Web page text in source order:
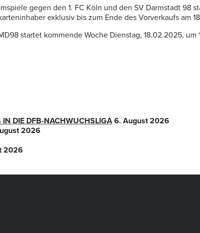
gegen den 1. FC Köln und den SV Darmstadt 98
exklusiv bis zum Ende des Vorverkaufs am
startet kommende Woche Dienstag, 18.02.2025, um
IN DIE DFB-NACHWUCHSLIGA 6. August 2026
2026
2026